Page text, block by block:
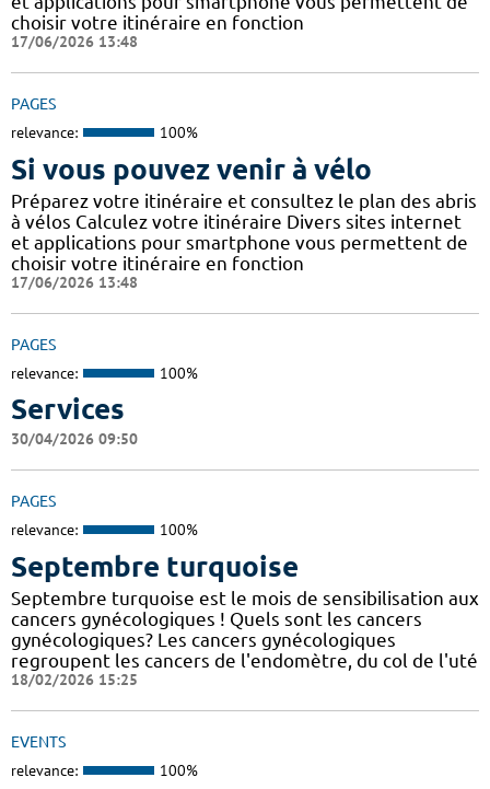
choisir votre itinéraire en fonction
17/06/2026 13:48
PAGES
relevance: 100%
Si vous pouvez venir à vélo
Préparez votre itinéraire et consultez le plan des abris
à vélos Calculez votre itinéraire Divers sites internet
et applications pour smartphone vous permettent de
choisir votre itinéraire en fonction
17/06/2026 13:48
PAGES
relevance: 100%
Services
30/04/2026 09:50
PAGES
relevance: 100%
Septembre turquoise
Septembre turquoise est le mois de sensibilisation aux
cancers gynécologiques ! Quels sont les cancers
gynécologiques? Les cancers gynécologiques
regroupent les cancers de l'endomètre, du col de l'uté
18/02/2026 15:25
EVENTS
relevance: 100%